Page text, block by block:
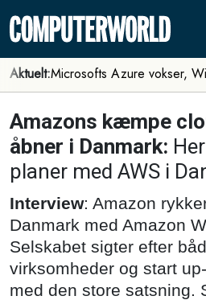
Aktuelt:Microsofts Azure vokser,
Amazons kæmpe
åbner i Danmark:
planer med AWS i
Interview: Amazon
Danmark med Amazon
Selskabet sigter efter
virksomheder og start
med den store satsning.